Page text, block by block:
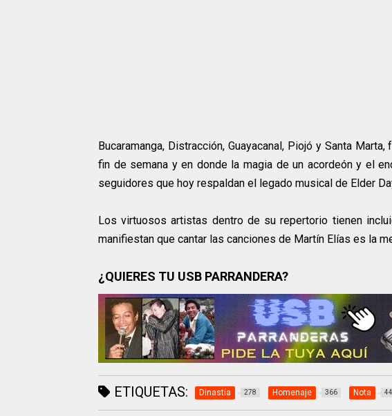
Bucaramanga, Distracción, Guayacanal, Piojó y Santa
fin de semana y en donde la magia de un acordeón y el
seguidores que hoy respaldan el legado musical de Elder
Los virtuosos artistas dentro de su repertorio tienen
manifiestan que cantar las canciones de Martín Elías es la
¿QUIERES TU USB PARRANDERA?
ETIQUETAS: Dinastía 278 Homenaje 366 Nota